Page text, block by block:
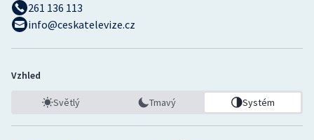
Short track
Sportovní střelba
Stolní tenis
261 136 113
info@ceskatelevize.cz
Vzhled
Světlý Tmavý Systém